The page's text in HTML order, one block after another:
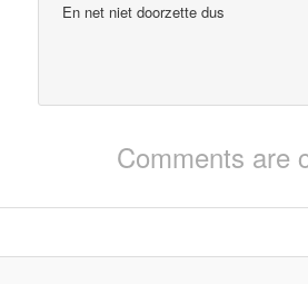
En net niet doorzette dus
Comments are